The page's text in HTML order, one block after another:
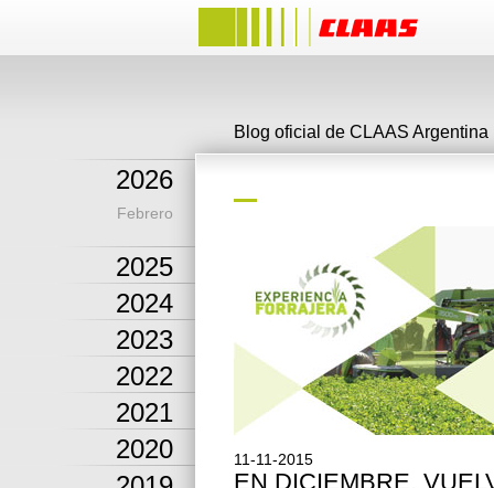
2026
Febrero
2025
2024
2023
2022
2021
2020
Blog oficial de CLAAS Argentina
11-11-2015
EN DICIEMBRE,